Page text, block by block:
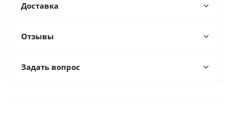
Доставка
Отзывы
Задать вопрос